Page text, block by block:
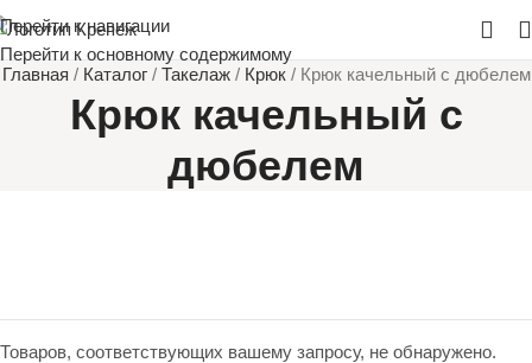
Перейти к навигации
Перейти к основному содержимому
Главная / Каталог/ Такелаж/ Крюк/ Крюк качельный с дюбелем
Крюк качельный с
дюбелем
Товаров, соответствующих вашему запросу, не обнаружено.